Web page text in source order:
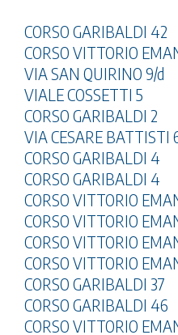
CORSO GARIBALDI 42
CORSO VITTORIO
VIA SAN QUIRINO 9/d
VIALE COSSETTI 5
CORSO GARIBALDI 2
VIA CESARE BATTISTI
CORSO GARIBALDI 4
CORSO GARIBALDI 4
CORSO VITTORIO
CORSO VITTORIO
CORSO VITTORIO
CORSO VITTORIO
CORSO GARIBALDI 37
CORSO GARIBALDI 46
CORSO VITTORIO